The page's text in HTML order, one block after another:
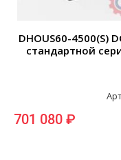
DHOUS60-4500(S)
стандартной
701 080 ₽